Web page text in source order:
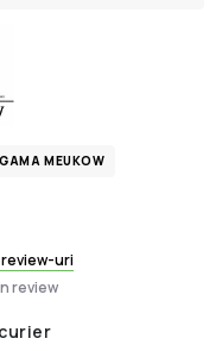
uri
review
MEUKOW